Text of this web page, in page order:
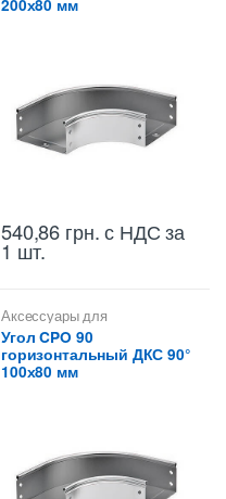
200х80 мм
540,86 грн.с НДС за
1 шт.
Аксессуары для
металлических лотков
для цельных,
перфорированных лотков
Угол CPO 90
горизонтальный ДКС 90°
100х80 мм